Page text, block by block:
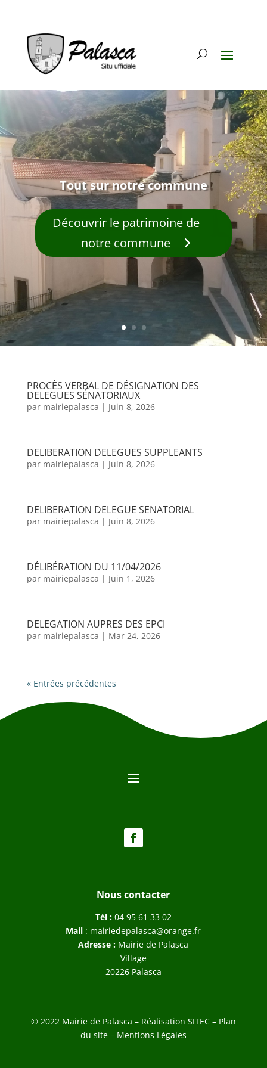
Tout sur notre commune
Découvrir le patrimoine de
notre commune
PROCÈS VERBAL DE DÉSIGNATION DES
DELEGUES SÉNATORIAUX
par mairiepalasca | Juin 8, 2026
DELIBERATION DELEGUES SUPPLEANTS
par mairiepalasca | Juin 8, 2026
DELIBERATION DELEGUE SENATORIAL
par mairiepalasca | Juin 8, 2026
DÉLIBÉRATION DU 11/04/2026
par mairiepalasca | Juin 1, 2026
DELEGATION AUPRES DES EPCI
par mairiepalasca | Mar 24, 2026
« Entrées précédentes
Nous contacter
Tél : 04 95 61 33 02
Mail : mairiedepalasca@orange.fr
Adresse : Mairie de Palasca
Village
20226 Palasca
© 2022 Mairie de Palasca – Réalisation SITEC– Plan
du site – Mentions Légales